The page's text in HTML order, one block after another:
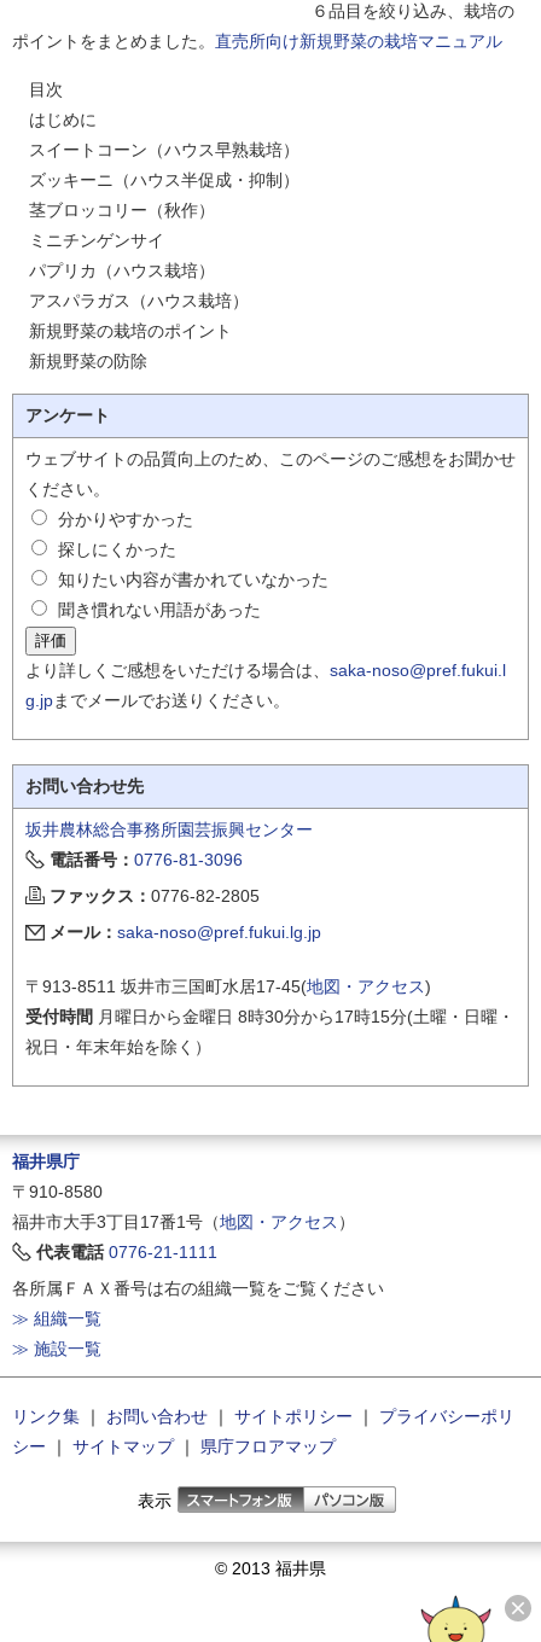
６品目を絞り込み、栽培の
ポイントをまとめました。 直売所向け新規野菜の栽培マニュアル
目次
はじめに
スイートコーン（ハウス早熟栽培）
ズッキーニ（ハウス半促成・抑制）
茎ブロッコリー（秋作）
ミニチンゲンサイ
パプリカ（ハウス栽培）
アスパラガス（ハウス栽培）
新規野菜の栽培のポイント
新規野菜の防除
アンケート
ウェブサイトの品質向上のため、このページのご感想をお聞かせ
ください。
分かりやすかった
探しにくかった
知りたい内容が書かれていなかった
聞き慣れない用語があった
より詳しくご感想をいただける場合は、 saka-noso@pref.fukui.l
g.jpまでメールでお送りください。
お問い合わせ先
坂井農林総合事務所園芸振興センター
電話番号： 0776-81-3096
ファックス： 0776-82-2805
メール： saka-noso@pref.fukui.lg.jp
〒913-8511 坂井市三国町水居17-45(地図・アクセス)
受付時間 月曜日から金曜日 8時30分から17時15分(土曜・日曜・
祝日・年末年始を除く）
福井県庁
〒910-8580
福井市大手3丁目17番1号（地図・アクセス ）
代表電話 0776-21-1111
各所属ＦＡＸ番号は右の組織一覧をご覧ください
≫ 組織一覧
≫ 施設一覧
リンク集 ｜ お問い合わせ ｜ サイトポリシー ｜
プライバシーポリ
シー ｜ サイトマップ｜ 県庁フロアマップ
表示
© 2013 福井県